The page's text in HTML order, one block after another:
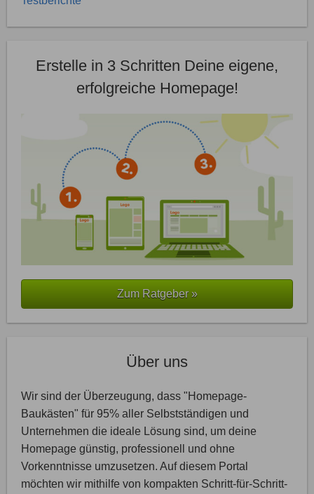
Erstelle in 3 Schritten Deine eigene,
erfolgreiche Homepage!
Zum Ratgeber »
Über uns
Wir sind der Überzeugung, dass "Homepage-
Baukästen" für 95% aller Selbstständigen und
Unternehmen die ideale Lösung sind, um deine
Homepage günstig, professionell und ohne
Vorkenntnisse umzusetzen. Auf diesem Portal
möchten wir mithilfe von kompakten Schritt-für-Schritt-